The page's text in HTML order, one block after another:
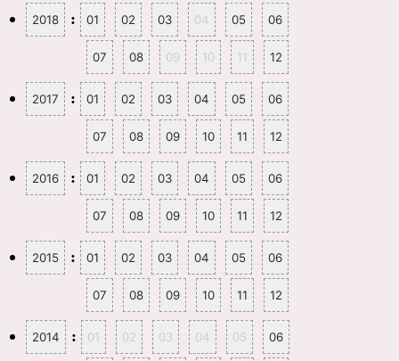
2018 : 01 02 03 04 05 06
07 08 09 10 11 12
2017 : 01 02 03 04 05 06
07 08 09 10 11 12
2016 : 01 02 03 04 05 06
07 08 09 10 11 12
2015 : 01 02 03 04 05 06
07 08 09 10 11 12
2014 : 01 02 03 04 05 06